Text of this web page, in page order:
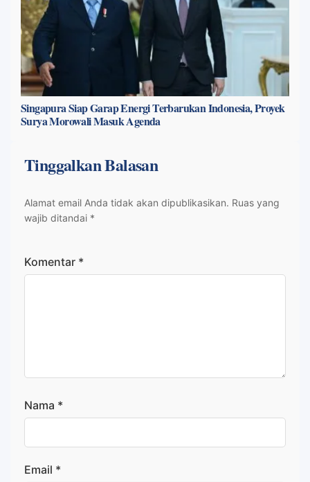
Singapura Siap Garap Energi Terbarukan Indonesia, Proyek
Surya Morowali Masuk Agenda
Tinggalkan Balasan
Alamat email Anda tidak akan dipublikasikan. Ruas yang
wajib ditandai *
Komentar *
Nama *
Email *